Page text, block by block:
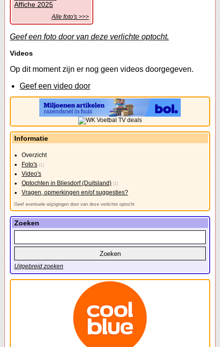
Affiche 2025
Alle foto's >>>
Geef een foto door van deze verlichte optocht.
Videos
Op dit moment zijn er nog geen videos doorgegeven.
Geef een video door
Informatie
Overzicht
Foto's (1)
Video's
Optochten in Bliesdorf (Duitsland) (1)
Vragen, opmerkingen en/of suggesties?
Geef eventuele wijzigingen door van deze verlichte optocht
Zoeken
Uitgebreid zoeken